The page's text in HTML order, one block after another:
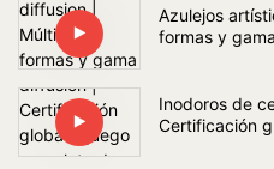
Azulejos
formas y
Inodoros de
Certificación